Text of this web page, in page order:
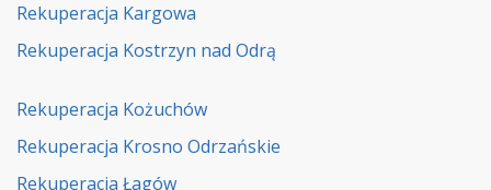
Rekuperacja Kargowa
Rekuperacja Kostrzyn nad Odrą
Rekuperacja Kożuchów
Rekuperacja Krosno Odrzańskie
Rekuperacja Łagów